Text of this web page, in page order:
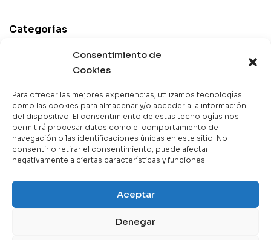
Consentimiento de
Cookies
Para ofrecer las mejores experiencias, utilizamos tecnologías
como las cookies para almacenar y/o acceder a la información
del dispositivo. El consentimiento de estas tecnologías nos
permitirá procesar datos como el comportamiento de
navegación o las identificaciones únicas en este sitio. No
consentir o retirar el consentimiento, puede afectar
negativamente a ciertas características y funciones.
Aceptar
Denegar
Categorías
Mejor Valorados
Libros en Oferta
Novedades
Copyright © 2025 Books & Co. Todos los derechos